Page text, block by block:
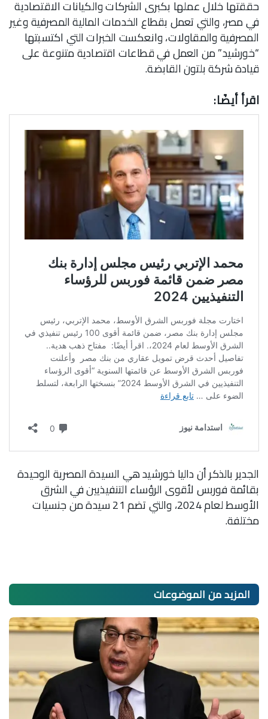
حققتها خلال عملها بكبرى الشركات والكيانات الاقتصادية
في مصر، والتي تعمل بقطاع الخدمات المالية المصرفية وغير
المصرفية والمقاولات، وانعكست الخبرات التي اكتسبتها
“خورشيد” من العمل في قطاعات اقتصادية متنوعة على
قيادة شركة بلتون القابضة.
اقرأ أيضًا:
الجدير بالذكر أن داليا خورشيد هي السيدة المصرية الوحيدة
بقائمة فوربس لأقوى الرؤساء التنفيذيين في الشرق
الأوسط لعام 2024، والتي تضم 21 سيدة من جنسيات
مختلفة.
المزيد منالموضوعات